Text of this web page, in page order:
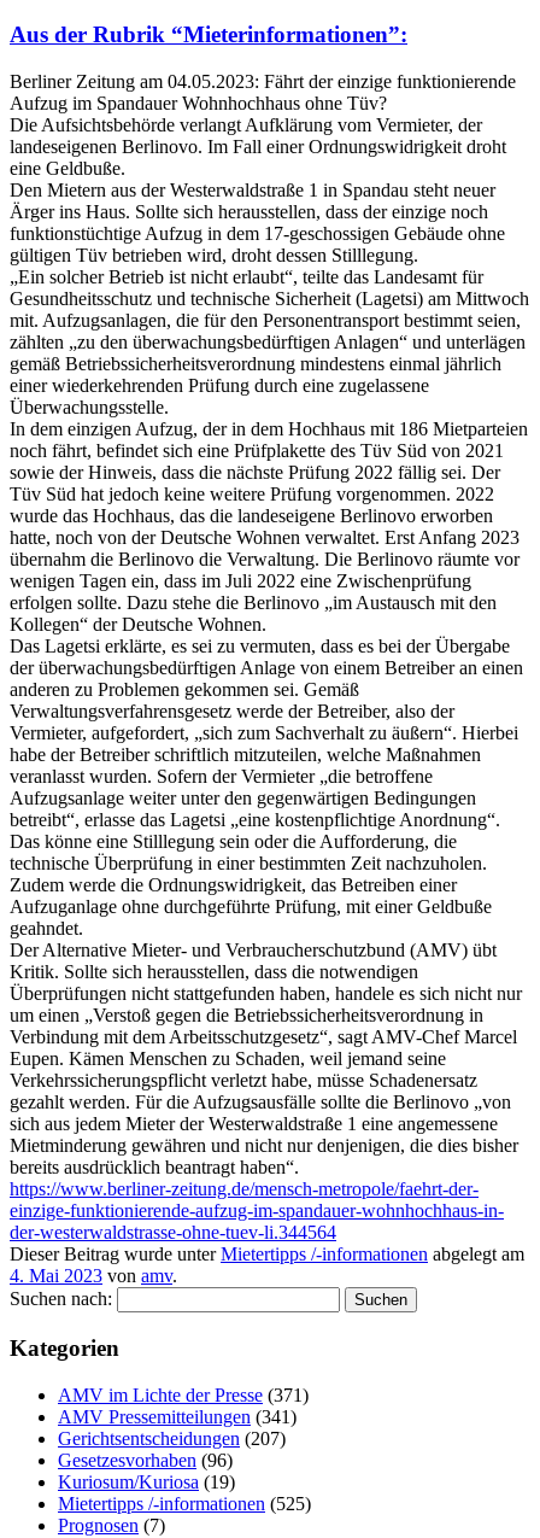
Aus der Rubrik “Mieterinformationen”:
Berliner Zeitung am 04.05.2023: Fährt der einzige funktionierende
Aufzug im Spandauer Wohnhochhaus ohne Tüv?
Die Aufsichtsbehörde verlangt Aufklärung vom Vermieter, der
landeseigenen Berlinovo. Im Fall einer Ordnungswidrigkeit droht
eine Geldbuße.
Den Mietern aus der Westerwaldstraße 1 in Spandau steht neuer
Ärger ins Haus. Sollte sich herausstellen, dass der einzige noch
funktionstüchtige Aufzug in dem 17-geschossigen Gebäude ohne
gültigen Tüv betrieben wird, droht dessen Stilllegung.
„Ein solcher Betrieb ist nicht erlaubt“, teilte das Landesamt für
Gesundheitsschutz und technische Sicherheit (Lagetsi) am Mittwoch
mit. Aufzugsanlagen, die für den Personentransport bestimmt seien,
zählten „zu den überwachungsbedürftigen Anlagen“ und unterlägen
gemäß Betriebssicherheitsverordnung mindestens einmal jährlich
einer wiederkehrenden Prüfung durch eine zugelassene
Überwachungsstelle.
In dem einzigen Aufzug, der in dem Hochhaus mit 186 Mietparteien
noch fährt, befindet sich eine Prüfplakette des Tüv Süd von 2021
sowie der Hinweis, dass die nächste Prüfung 2022 fällig sei. Der
Tüv Süd hat jedoch keine weitere Prüfung vorgenommen. 2022
wurde das Hochhaus, das die landeseigene Berlinovo erworben
hatte, noch von der Deutsche Wohnen verwaltet. Erst Anfang 2023
übernahm die Berlinovo die Verwaltung. Die Berlinovo räumte vor
wenigen Tagen ein, dass im Juli 2022 eine Zwischenprüfung
erfolgen sollte. Dazu stehe die Berlinovo „im Austausch mit den
Kollegen“ der Deutsche Wohnen.
Das Lagetsi erklärte, es sei zu vermuten, dass es bei der Übergabe
der überwachungsbedürftigen Anlage von einem Betreiber an einen
anderen zu Problemen gekommen sei. Gemäß
Verwaltungsverfahrensgesetz werde der Betreiber, also der
Vermieter, aufgefordert, „sich zum Sachverhalt zu äußern“. Hierbei
habe der Betreiber schriftlich mitzuteilen, welche Maßnahmen
veranlasst wurden. Sofern der Vermieter „die betroffene
Aufzugsanlage weiter unter den gegenwärtigen Bedingungen
betreibt“, erlasse das Lagetsi „eine kostenpflichtige Anordnung“.
Das könne eine Stilllegung sein oder die Aufforderung, die
technische Überprüfung in einer bestimmten Zeit nachzuholen.
Zudem werde die Ordnungswidrigkeit, das Betreiben einer
Aufzuganlage ohne durchgeführte Prüfung, mit einer Geldbuße
geahndet.
Der Alternative Mieter- und Verbraucherschutzbund (AMV) übt
Kritik. Sollte sich herausstellen, dass die notwendigen
Überprüfungen nicht stattgefunden haben, handele es sich nicht nur
um einen „Verstoß gegen die Betriebssicherheitsverordnung in
Verbindung mit dem Arbeitsschutzgesetz“, sagt AMV-Chef Marcel
Eupen. Kämen Menschen zu Schaden, weil jemand seine
Verkehrssicherungspflicht verletzt habe, müsse Schadenersatz
gezahlt werden. Für die Aufzugsausfälle sollte die Berlinovo „von
sich aus jedem Mieter der Westerwaldstraße 1 eine angemessene
Mietminderung gewähren und nicht nur denjenigen, die dies bisher
bereits ausdrücklich beantragt haben“.
https://www.berliner-zeitung.de/mensch-metropole/faehrt-der-
einzige-funktionierende-aufzug-im-spandauer-wohnhochhaus-in-
der-westerwaldstrasse-ohne-tuev-li.344564
Dieser Beitrag wurde unterMietertipps /-informationen abgelegt am
4. Mai 2023 von amv.
Suchen nach:
Kategorien
AMV im Lichte der Presse (371)
AMV Pressemitteilungen (341)
Gerichtsentscheidungen (207)
Gesetzesvorhaben (96)
Kuriosum/Kuriosa (19)
Mietertipps /-informationen (525)
Prognosen (7)